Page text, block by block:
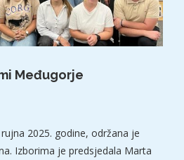
Međugorje
2025. godine, održana je
Izborima je predsjedala Marta